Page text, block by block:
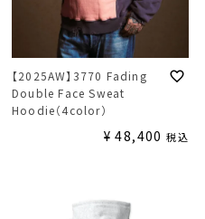
【2025AW】3770 Fading
Double Face Sweat
Hoodie（4color）
¥ 48,400 税込